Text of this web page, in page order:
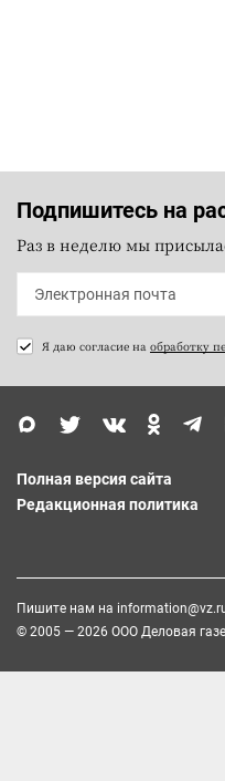
Подпишитесь на
Раз в неделю мы
Я даю согласие на обработку
Полная версия сайта
Редакционная политика
Пишите нам на
© 2005 — 2026 ООО Деловая